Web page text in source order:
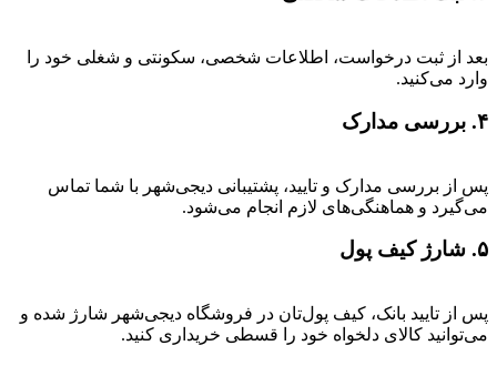
بعد از ثبت درخواست، اطلاعات شخصی، سکونتی و شغلی خود را
وارد می‌کنید.
۴. بررسی مدارک
پس از بررسی مدارک و تایید، پشتیبانی دیجی‌شهر با شما تماس
می‌گیرد و هماهنگی‌های لازم انجام می‌شود.
۵. شارژ کیف پول
پس از تایید بانک، کیف پول‌تان در فروشگاه دیجی‌شهر شارژ شده و
می‌توانید کالای دلخواه خود را قسطی خریداری کنید.